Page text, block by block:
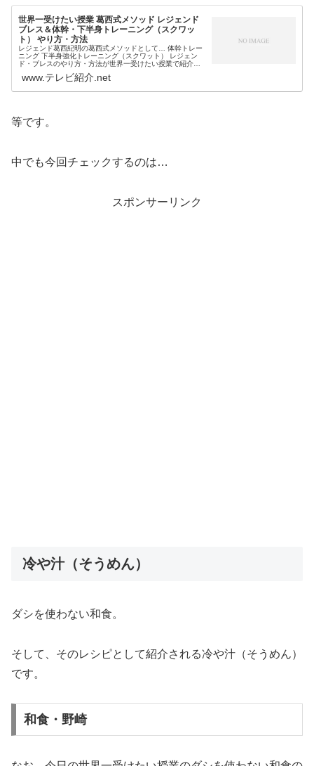
世界一受けたい授業 葛西式メソッド レジェンド
ブレス＆体幹・下半身トレーニング（スクワッ
ト） やり方・方法
レジェンド葛西紀明の葛西式メソッドとして… 体幹トレー
ニング 下半身強化トレーニング（スクワット） レジェン
ド・ブレスのやり方・方法が世界一受けたい授業で紹介！5
ェンドで「40歳を過ぎて...
www.テレビ紹介.net
等です。
中でも今回チェックするのは…
スポンサーリンク
冷や汁（そうめん）
ダシを使わない和食。
そして、そのレシピとして紹介される冷や汁（そうめん）
です。
和食・野崎